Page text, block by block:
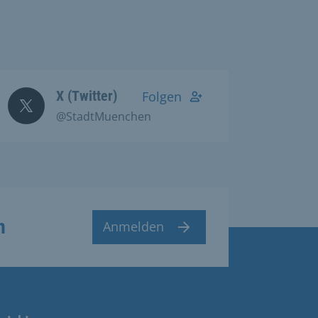
X (Twitter)
@StadtMuenchen
Folgen
Anmelden